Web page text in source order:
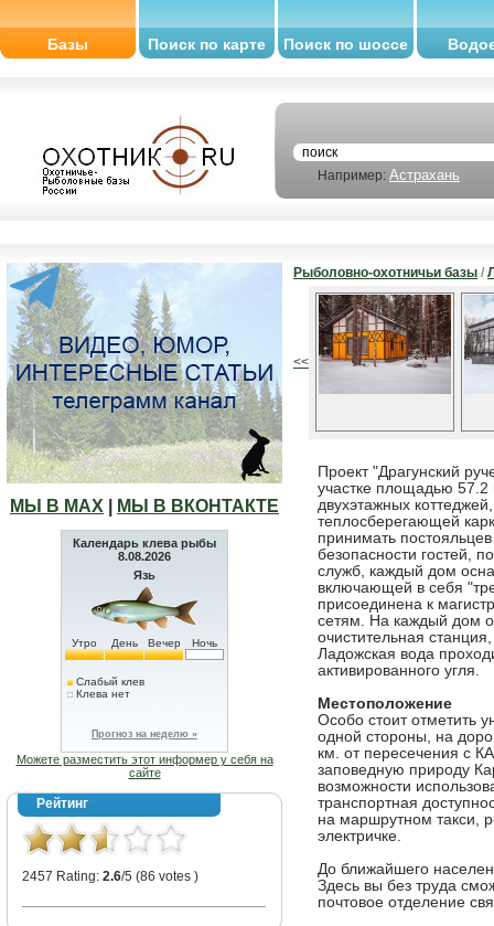
Базы Поиск по карте Поиск по шоссе
Например: Астрахань
МЫ В МАХ МЫ В ВКОНТАКТЕ
Календарь клева рыбы
8.08.2026
Язь
Утро День Вечер Ночь
Слабый клев
Клева нет
Прогноз на неделю »
Можете разместить этот информер у себя на
сайте
Рейтинг
2457 Rating: 2.6/5 (86 votes )
Рыболовно-охотничьи базы /
<<
Проект "Драгунский
участке площадью 57.2
двухэтажных
теплосберегающей
принимать
безопасности гостей,
служб, каждый дом
включающей в себя
присоединена к
сетям. На каждый дом
очистительная
Ладожская вода
активированного угля.
Местоположение
Особо стоит отметить
одной стороны, на
км. от пересечения с
заповедную природу
возможности
транспортная
на маршрутном такси,
электричке.
До ближайшего
Здесь вы без труда
почтовое отделение